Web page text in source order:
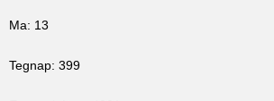
Ma: 13
Tegnap: 399